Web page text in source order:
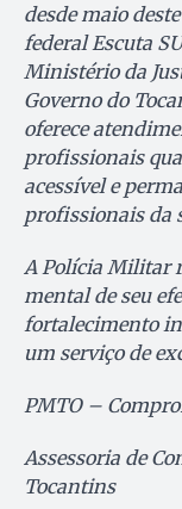
desde maio
federal Escuta
Ministério da
Governo do
oferece
profissionais
acessível e
profissionais da
A Polícia Militar
mental de seu
fortalecimento
um serviço de
PMTO –
Assessoria de
Tocantins